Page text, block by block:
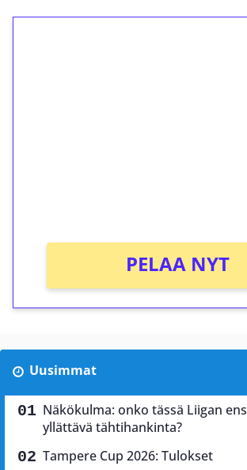
PELAA NYT
Uusimmat
Näkökulma: onko tässä Liigan
yllättävä tähtihankinta?
Tampere Cup 2026: Tulokset